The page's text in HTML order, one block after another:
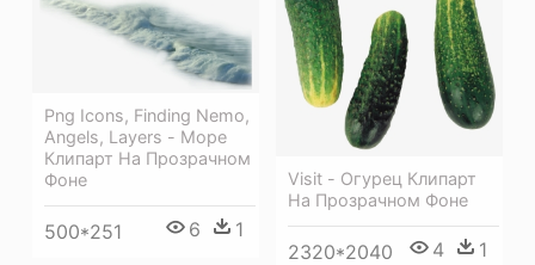
Visit - Огурец Клипарт
На Прозрачном Фоне
2320*2040 4 1
Png Icons, Finding Nemo,
Angels, Layers - Море
Клипарт На Прозрачном
Фоне
500*251 6 1